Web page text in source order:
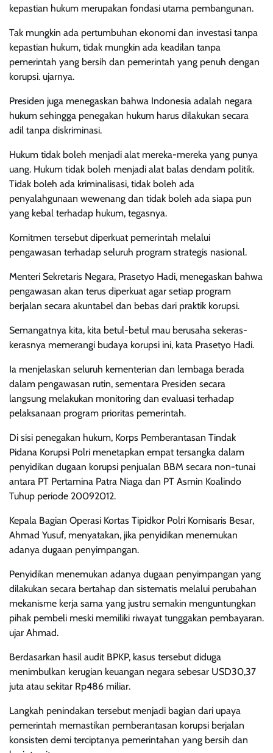
kepastian hukum merupakan fondasi utama pembangunan.
Tak mungkin ada pertumbuhan ekonomi dan investasi tanpa
kepastian hukum, tidak mungkin ada keadilan tanpa
pemerintah yang bersih dan pemerintah yang penuh dengan
korupsi. ujarnya.
Presiden juga menegaskan bahwa Indonesia adalah negara
hukum sehingga penegakan hukum harus dilakukan secara
adil tanpa diskriminasi.
Hukum tidak boleh menjadi alat mereka-mereka yang punya
uang. Hukum tidak boleh menjadi alat balas dendam politik.
Tidak boleh ada kriminalisasi, tidak boleh ada
penyalahgunaan wewenang dan tidak boleh ada siapa pun
yang kebal terhadap hukum, tegasnya.
Komitmen tersebut diperkuat pemerintah melalui
pengawasan terhadap seluruh program strategis nasional.
Menteri Sekretaris Negara, Prasetyo Hadi, menegaskan bahwa
pengawasan akan terus diperkuat agar setiap program
berjalan secara akuntabel dan bebas dari praktik korupsi.
Semangatnya kita, kita betul-betul mau berusaha sekeras-
kerasnya memerangi budaya korupsi ini, kata Prasetyo Hadi.
Ia menjelaskan seluruh kementerian dan lembaga berada
dalam pengawasan rutin, sementara Presiden secara
langsung melakukan monitoring dan evaluasi terhadap
pelaksanaan program prioritas pemerintah.
Di sisi penegakan hukum, Korps Pemberantasan Tindak
Pidana Korupsi Polri menetapkan empat tersangka dalam
penyidikan dugaan korupsi penjualan BBM secara non-tunai
antara PT Pertamina Patra Niaga dan PT Asmin Koalindo
Tuhup periode 20092012.
Kepala Bagian Operasi Kortas Tipidkor Polri Komisaris Besar,
Ahmad Yusuf, menyatakan, jika penyidikan menemukan
adanya dugaan penyimpangan.
Penyidikan menemukan adanya dugaan penyimpangan yang
dilakukan secara bertahap dan sistematis melalui perubahan
mekanisme kerja sama yang justru semakin menguntungkan
pihak pembeli meski memiliki riwayat tunggakan pembayaran.
ujar Ahmad.
Berdasarkan hasil audit BPKP, kasus tersebut diduga
menimbulkan kerugian keuangan negara sebesar USD30,37
juta atau sekitar Rp486 miliar.
Langkah penindakan tersebut menjadi bagian dari upaya
pemerintah memastikan pemberantasan korupsi berjalan
konsisten demi terciptanya pemerintahan yang bersih dan